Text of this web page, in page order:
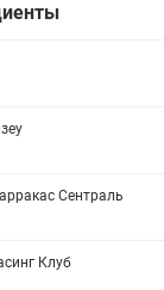
Сентраль
Клуб